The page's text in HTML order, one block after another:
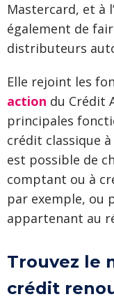
Mastercard, et à
également de
distributeurs
Elle rejoint les
action du Crédit
principales
crédit classique
est possible de
comptant ou à
par exemple, ou
appartenant au
Trouvez le
crédit